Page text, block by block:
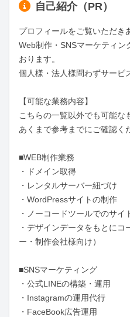
自己紹介（PR）
プロフィールをご覧いただき
Web制作・SNSマーケティン
おります。
個人様・法人様問わずサービ
【可能な業務内容】
こちらの一覧以外でも可能な
あくまで参考までにご確認く
■WEB制作業務
・ドメイン取得
・レンタルサーバー紐づけ
・WordPressサイトの制作
・ノーコードツールでのサイ
・デザインデータをもとに
ー・制作会社様向け）
■SNSマーケティング
・公式LINEの構築・運用
・Instagramの運用代行
・FaceBook広告運用